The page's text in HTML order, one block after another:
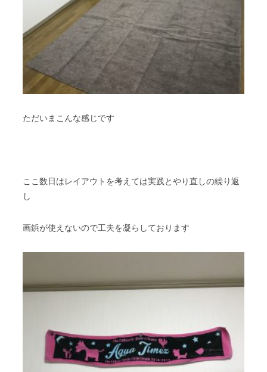
ただいまこんな感じです
ここ数日はレイアウトを考えては実践とやり直しの繰り返
し
画鋲が使えないので工夫を凝らしております